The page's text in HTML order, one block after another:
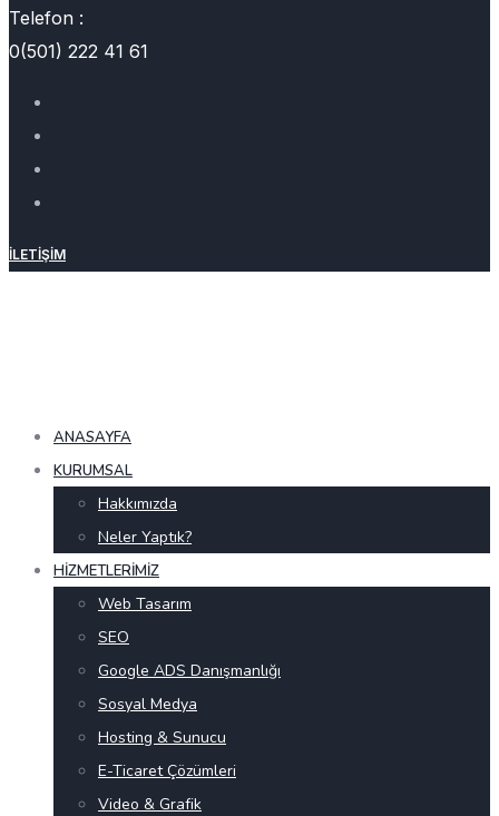
Telefon :
0(501) 222 41 61
İLETIŞIM
ANASAYFA
KURUMSAL
Hakkımızda
Neler Yaptık?
HIZMETLERIMIZ
Web Tasarım
SEO
Google ADS Danışmanlığı
Sosyal Medya
Hosting & Sunucu
E-Ticaret Çözümleri
Video & Grafik